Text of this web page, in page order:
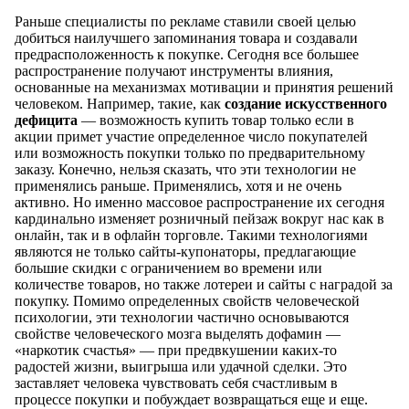
Раньше специалисты по рекламе ставили своей целью
добиться наилучшего запоминания товара и создавали
предрасположенность к покупке. Сегодня все большее
распространение получают инструменты влияния,
основанные на механизмах мотивации и принятия решений
человеком. Например, такие, как создание искусственного
дефицита — возможность купить товар только если в
акции примет участие определенное число покупателей
или возможность покупки только по предварительному
заказу. Конечно, нельзя сказать, что эти технологии не
применялись раньше. Применялись, хотя и не очень
активно. Но именно массовое распространение их сегодня
кардинально изменяет розничный пейзаж вокруг нас как в
онлайн, так и в офлайн торговле. Такими технологиями
являются не только сайты-купонаторы, предлагающие
большие скидки с ограничением во времени или
количестве товаров, но также лотереи и сайты с наградой за
покупку. Помимо определенных свойств человеческой
психологии, эти технологии частично основываются
свойстве человеческого мозга выделять дофамин —
«наркотик счастья» — при предвкушении каких-то
радостей жизни, выигрыша или удачной сделки. Это
заставляет человека чувствовать себя счастливым в
процессе покупки и побуждает возвращаться еще и еще.